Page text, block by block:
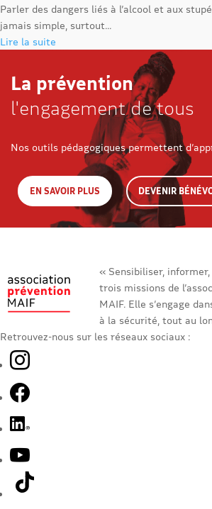
Parler des dangers liés à l’alcool et aux
jamais simple, surtout...
Lire la suite
La prévention
l'engagement de tous
Nos outils pédagogiques permettent
EN SAVOIR PLUS DEVENIR
« Sensibiliser,
trois missions de
MAIF. Elle s’engage
à la sécurité, tout au
Retrouvez-nous sur les réseaux sociaux :